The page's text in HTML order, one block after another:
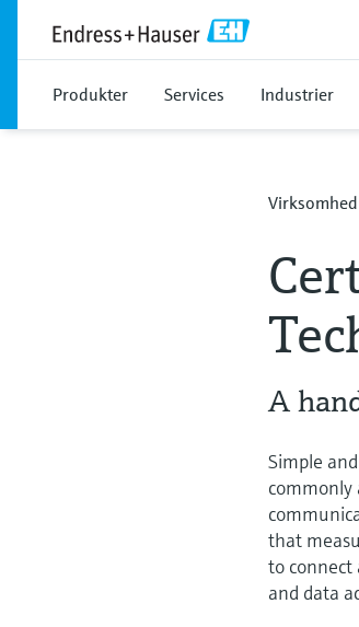
Produkter Services Industrier
Virksomhed
A
Simple
commonly
that
to
and data